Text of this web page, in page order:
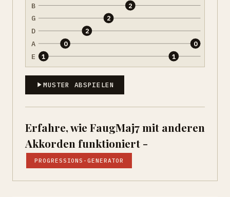
B
G
D
A
E 1
0
2
2
2
1
0
MUSTER ABSPIELEN
Erfahre, wie FaugMaj7 mit anderen
Akkorden funktioniert -
PROGRESSIONS-GENERATOR